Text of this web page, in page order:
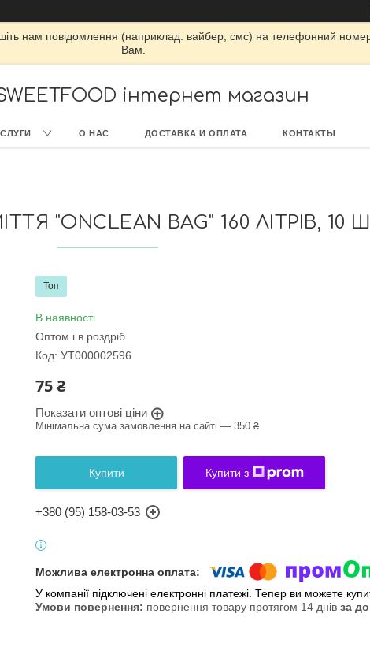
нам повідомлення (наприклад: вайбер, смс) на телефонний
Вам.
інтернет магазин
О НАС ДОСТАВКА И ОПЛАТА КОНТАКТЫ
"ONCLEAN BAG" 160 ЛІТРІВ, 10
Топ
В наявності
Оптом і в роздріб
Код: УТ000002596
75 ₴
Показати оптові ціни
Мінімальна сума замовлення на сайті — 350 ₴
Купити Купити з
+380 (95) 158-03-53
У компанії підключені електронні платежі. Тепер ви можете
повернення товару протягом 14 днів за